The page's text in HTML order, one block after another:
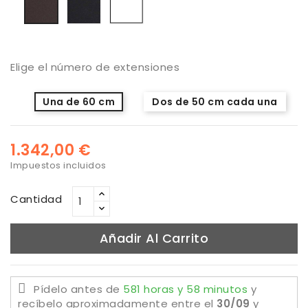
Elige el número de extensiones
Una de 60 cm Dos de 50 cm cada una
1.342,00 €
Impuestos incluidos
Cantidad
Añadir Al Carrito
Pídelo antes de 581 horas y 58 minutos y
recíbelo aproximadamente entre el 30/09 y